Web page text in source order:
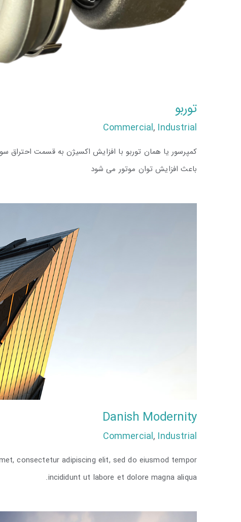
توربو
توربو
Commercial, Industrial
کمپرسور یا همان توربو با افزایش اکسیژن به قسمت احتراق
باعث افزایش توان موتور می شود
Danish Modernity
Danish Modernity
Commercial, Industrial
consectetur adipiscing elit, sed do eiusmod tempor
incididunt ut labore et dolore magna aliqua.